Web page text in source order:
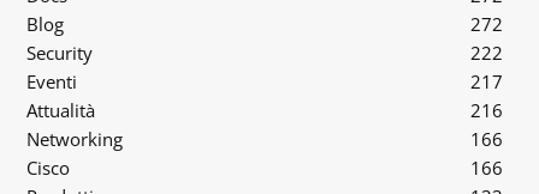
Blog
272
Security
222
Eventi
217
Attualità
216
Networking
166
Cisco
166